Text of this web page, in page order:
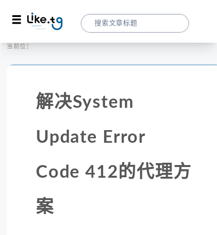
当前位置：
解决System
Update Error
Code 412的代理方
案